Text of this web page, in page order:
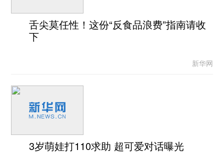
舌尖莫任性！这份“反食品浪费”指南请收
下
新华网
3岁萌娃打110求助 超可爱对话曝光